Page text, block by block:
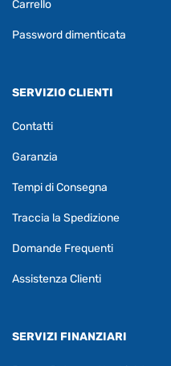
Carrello
Password dimenticata
SERVIZIO CLIENTI
Contatti
Garanzia
Tempi di Consegna
Traccia la Spedizione
Domande Frequenti
Assistenza Clienti
SERVIZI FINANZIARI